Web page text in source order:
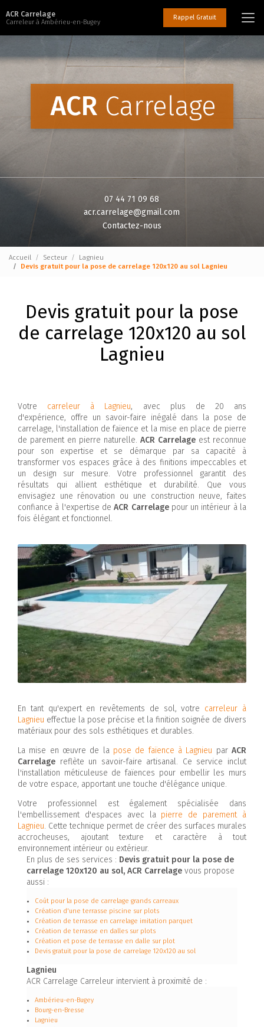
auACR Carrelage
Carreleur à Ambérieu-en-Bugey
Rappel Gratuit
07 44 71 09 68
acr.carrelage@gmail.com
Contactez-nous
Accueil Secteur
Lagnieu
Devis gratuit pour la pose de carrelage 120x120 au sol Lagnieu
Devis gratuit pour la pose
de carrelage 120x120 au sol
Lagnieu
Votre carreleur à Lagnieu, avec plus de 20 ans
d'expérience, offre un savoir-faire inégalé dans la pose de
carrelage, l'installation de faïence et la mise en place de pierre
de parement en pierre naturelle. ACR Carrelage est reconnue
pour son expertise et se démarque par sa capacité à
transformer vos espaces grâce à des finitions impeccables et
un design sur mesure. Votre professionnel garantit des
résultats qui allient esthétique et durabilité. Que vous
envisagiez une rénovation ou une construction neuve, faites
confiance à l'expertise deACR Carrelagepour un intérieur à la
fois élégant et fonctionnel.
En tant qu'expert en revêtements de sol, votre carreleur à
Lagnieu effectue la pose précise et la finition soignée de divers
matériaux pour des sols esthétiques et durables.
La mise en œuvre de la pose de faïence à Lagnieu parACR
Carrelage reflète un savoir-faire artisanal. Ce service inclut
l'installation méticuleuse de faïences pour embellir les murs
de votre espace, apportant une touche d'élégance unique.
Votre professionnel est également spécialisée dans
l'embellissement d'espaces avec la pierre de parement à
Lagnieu. Cette technique permet de créer des surfaces murales
accrocheuses, ajoutant texture et caractère à tout
environnement intérieur ou extérieur.
En plus de ses services : Devis gratuit pour la pose de
carrelage 120x120 au sol, ACR Carrelage vous propose
aussi :
Coût pour la pose de carrelage grands carreaux
Création d'une terrasse piscine sur plots
Création de terrasse en carrelage imitation parquet
Création de terrasse en dalles sur plots
Création et pose de terrasse en dalle sur plot
Devis gratuit pour la pose de carrelage 120x120 au sol
Lagnieu
ACR Carrelage Carreleur intervient à proximité de :
Ambérieu-en-Bugey
Bourg-en-Bresse
Lagnieu